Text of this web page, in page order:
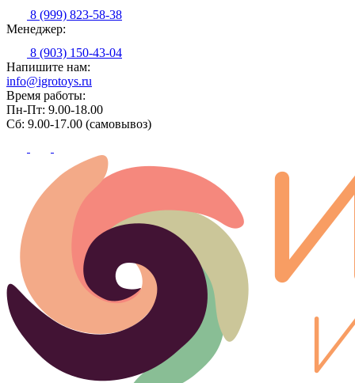
8 (999) 823-58-38
Менеджер:
8 (903) 150-43-04
Напишите нам:
info@igrotoys.ru
Время работы:
Пн-Пт: 9.00-18.00
Сб: 9.00-17.00 (самовывоз)